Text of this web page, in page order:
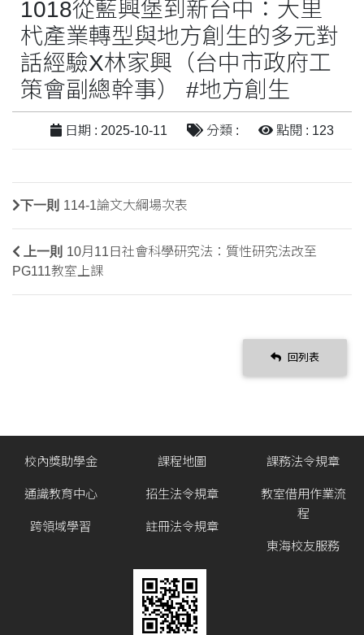
1018從藍興堡到新台中：大里
杙產業轉型與地方創生的多元對
話經驗X林家興（台中市政府工
策會副總幹事） #地方創生
日期 : 2025-10-11 分類 : 點閱 : 123
下一則 114-1論文大綱場次表
上一則 10月11日社會科學研究法：質性研究法改至
PG111教室上課
回列表
校內獎助學金
通識教育中心
跨領域學習
課程地圖
招生法令規章
註冊法令規章
課務法令規章
教室借用作業流
程
東海校友服務